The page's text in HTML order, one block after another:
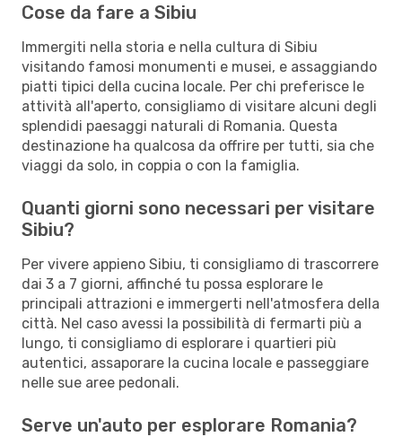
Cose da fare a Sibiu
Immergiti nella storia e nella cultura di Sibiu
visitando famosi monumenti e musei, e assaggiando
piatti tipici della cucina locale. Per chi preferisce le
attività all'aperto, consigliamo di visitare alcuni degli
splendidi paesaggi naturali di Romania. Questa
destinazione ha qualcosa da offrire per tutti, sia che
viaggi da solo, in coppia o con la famiglia.
Quanti giorni sono necessari per visitare
Sibiu?
Per vivere appieno Sibiu, ti consigliamo di trascorrere
dai 3 a 7 giorni, affinché tu possa esplorare le
principali attrazioni e immergerti nell'atmosfera della
città. Nel caso avessi la possibilità di fermarti più a
lungo, ti consigliamo di esplorare i quartieri più
autentici, assaporare la cucina locale e passeggiare
nelle sue aree pedonali.
Serve un'auto per esplorare Romania?